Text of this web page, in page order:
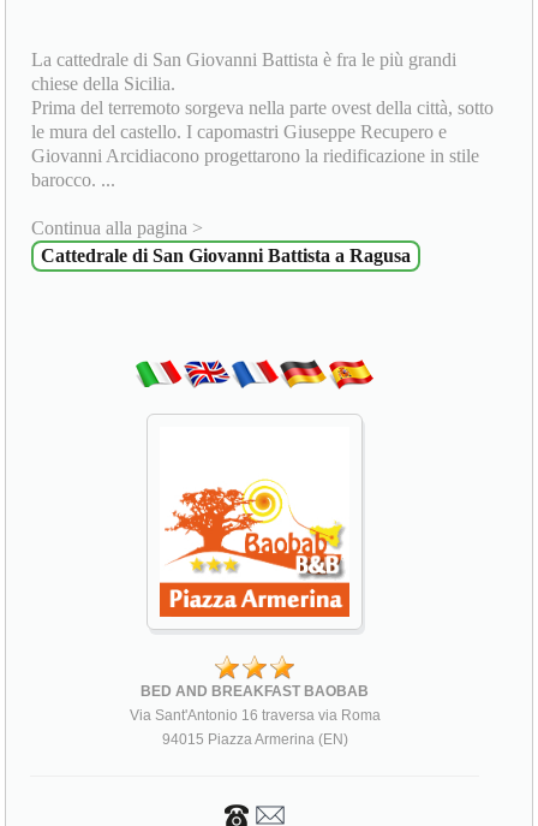
La cattedrale di San Giovanni Battista è fra le più grandi
chiese della Sicilia.
Prima del terremoto sorgeva nella parte ovest della città, sotto
le mura del castello. I capomastri Giuseppe Recupero e
Giovanni Arcidiacono progettarono la riedificazione in stile
barocco. ...
Continua alla pagina >
Cattedrale di San Giovanni Battista a Ragusa
BED AND BREAKFAST BAOBAB
Via Sant'Antonio 16 traversa via Roma
94015 Piazza Armerina (EN)